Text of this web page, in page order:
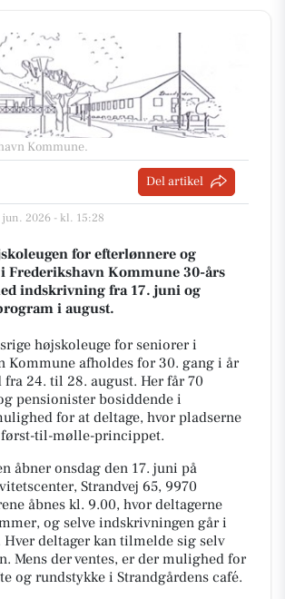
Kommune.
Del artikel
jun. 2026 - kl. 15:28
for efterlønnere og
Frederikshavn Kommune 30-års
indskrivning fra 17. juni og
i august.
højskoleuge for seniorer i
Kommune afholdes for 30. gang i år
fra 24. til 28. august. Her får 70
pensionister bosiddende i
for at deltage, hvor pladserne
til-mølle-princippet.
åbner onsdag den 17. juni på
Strandvej 65, 9970
åbnes kl. 9.00, hvor deltagerne
og selve indskrivningen går i
Hver deltager kan tilmelde sig selv
Mens der ventes, er der mulighed for
og rundstykke i Strandgårdens café.